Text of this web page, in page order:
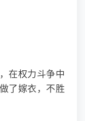
在权力斗争中
了嫁衣，不胜